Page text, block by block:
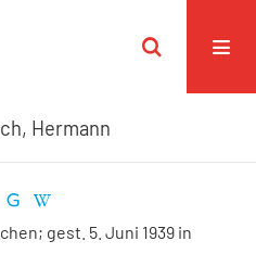
Hermann
gest. 5. Juni 1939 in